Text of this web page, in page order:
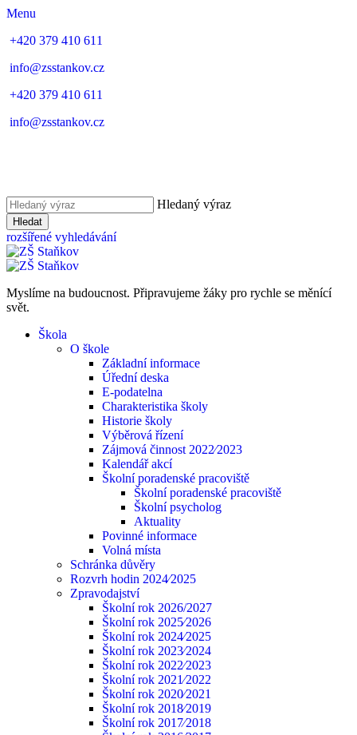
Menu
+420 379 410 611
info@zsstankov.cz
+420 379 410 611
info@zsstankov.cz
Hledaný výraz
Hledat
rozšířené vyhledávání
Myslíme na budoucnost. Připravujeme žáky pro rychle se měnící
svět.
Škola
O škole
Základní informace
Úřední deska
E-podatelna
Charakteristika školy
Historie školy
Výběrová řízení
Zájmová činnost 2022⁄2023
Kalendář akcí
Školní poradenské pracoviště
Školní poradenské pracoviště
Školní psycholog
Aktuality
Povinné informace
Volná místa
Schránka důvěry
Rozvrh hodin 2024⁄2025
Zpravodajství
Školní rok 2026/2027
Školní rok 2025⁄2026
Školní rok 2024⁄2025
Školní rok 2023⁄2024
Školní rok 2022⁄2023
Školní rok 2021⁄2022
Školní rok 2020⁄2021
Školní rok 2018⁄2019
Školní rok 2017⁄2018